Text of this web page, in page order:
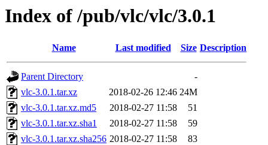
Index of /pub/vlc/vlc/3.0.1
Name Last modified Size Description
Parent Directory
-
vlc-3.0.1.tar.xz
2018-02-26 12:46 24M
vlc-3.0.1.tar.xz.md5
2018-02-27 11:58
51
vlc-3.0.1.tar.xz.sha1
2018-02-27 11:58
59
vlc-3.0.1.tar.xz.sha256 2018-02-27 11:58
83